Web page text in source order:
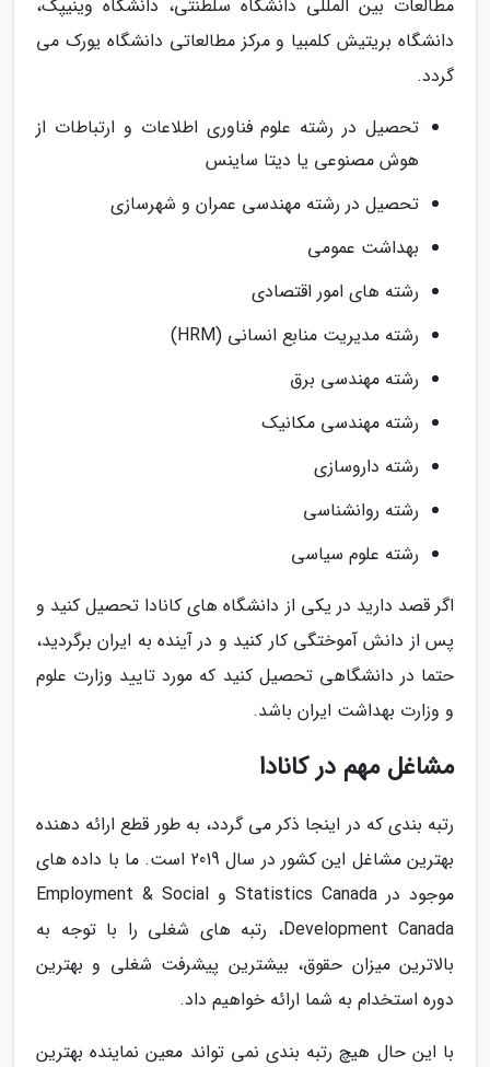
مطالعات بین المللی دانشگاه سلطنتی، دانشگاه وینیپگ،
دانشگاه بریتیش کلمبیا و مرکز مطالعاتی دانشگاه یورک می
گردد.
تحصیل در رشته علوم فناوری اطلاعات و ارتباطات از
هوش مصنوعی یا دیتا ساینس
تحصیل در رشته مهندسی عمران و شهرسازی
بهداشت عمومی
رشته های امور اقتصادی
رشته مدیریت منابع انسانی (HRM)
رشته مهندسی برق
رشته مهندسی مکانیک
رشته داروسازی
رشته روانشناسی
رشته علوم سیاسی
اگر قصد دارید در یکی از دانشگاه های کانادا تحصیل کنید و
پس از دانش آموختگی کار کنید و در آینده به ایران برگردید،
حتما در دانشگاهی تحصیل کنید که مورد تایید وزارت علوم
و وزارت بهداشت ایران باشد.
مشاغل مهم در کانادا
رتبه بندی که در اینجا ذکر می گردد، به طور قطع ارائه دهنده
بهترین مشاغل این کشور در سال 2019 است. ما با داده های
موجود در Statistics Canada و Employment & Social
Development Canada، رتبه های شغلی را با توجه به
بالاترین میزان حقوق، بیشترین پیشرفت شغلی و بهترین
دوره استخدام به شما ارائه خواهیم داد.
با این حال هیچ رتبه بندی نمی تواند معین نماینده بهترین